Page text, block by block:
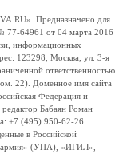
Предназначено для
77-64961 от 04 марта 2016
информационных
123298, Москва, ул. 3-я
ответственностью
22). Доменное имя сайта
Федерация и
Бабаян Роман
+7 (495) 950-62-26
в Российской
армия» (УПА), «ИГИЛ»,